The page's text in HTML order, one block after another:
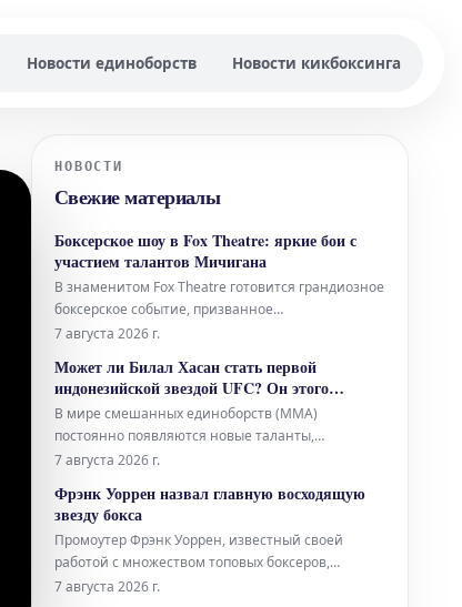
Новости единоборств Новости кикбоксинга
НОВОСТИ
Свежие материалы
Боксерское шоу в Fox Theatre: яркие бои с
участием талантов Мичигана
В знаменитом Fox Theatre готовится грандиозное
боксерское событие, призванное
продемонстрировать весь потенциал бойцов из
поединки с участием самых ярких
представителей местного бокса, которые
сойдутся в противостояниях, обещающих стать
знаковыми.
7 августа 2026 г.
Может ли Билал Хасан стать первой
индонезийской звездой UFC? Он этого
добивается.
В мире смешанных единоборств (MMA)
постоянно появляются новые таланты,
стремящиеся заявить о себе на мировой арене.
Билал Хасан, молодой боец, который полон
решимости войти в историю как первая крупная
звезда из Индонезии в Абсолютном бойцовском
чемпиона
7 августа 2026 г.
Фрэнк Уоррен назвал главную восходящую
звезду бокса
Промоутер Фрэнк Уоррен, известный своей
работой с множеством топовых боксеров,
поделился своим мнением о том, кто является
7 августа 2026 г.